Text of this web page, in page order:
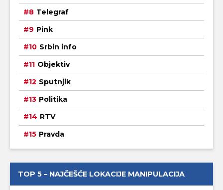
Telegraf
Pink
Srbin info
Objektiv
Sputnjik
Politika
RTV
Pravda
TOP 5 – NAJČEŠĆE LOKACIJE MANIPULACIJA